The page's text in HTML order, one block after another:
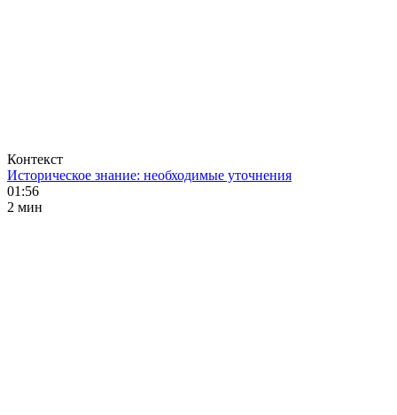
Контекст
Историческое знание: необходимые уточнения
01:56
2 мин